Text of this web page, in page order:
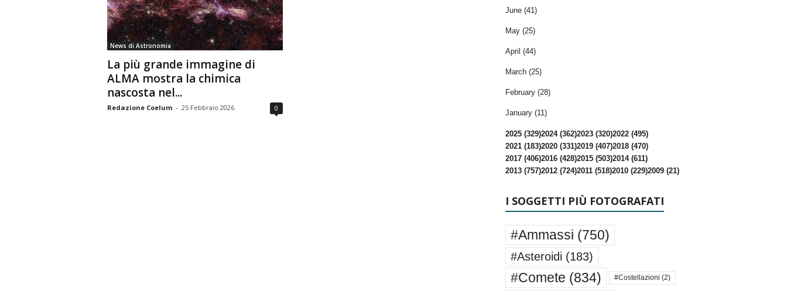
n
m
i
a
News di Astronomia
La più grande immagine di
ALMA mostra la chimica
nascosta nel...
Redazione Coelum - 25 Febbraio 2026 0
June (41)
May (25)
April (44)
March (25)
February (28)
January (11)
2025 (329)2024 (362)2023 (320)2022 (495)
2021 (183)2020 (331)2019 (407)2018 (470)
2017 (406)2016 (428)2015 (503)2014 (611)
2013 (757)2012 (724)2011 (518)2010 (229)2009 (21)
I SOGGETTI PIÙ FOTOGRAFATI
#Ammassi (750)
#Asteroidi (183)
#Comete (834) #Costellazioni (2)